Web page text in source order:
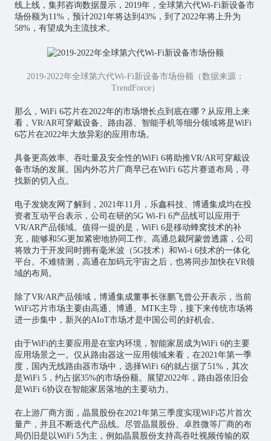
线上线，集邦咨询数据显示，2019年，全球第六代Wi-Fi新设备市
场份额为11%，预计2021年将达到43%，到了2022年将上升为
58%，有望成为主流技术。
2019-2022年全球第六代Wi-Fi新设备市场份额（数据来源：
TrendForce）
那么，WiFi 6芯片在2022年的市场增长点到底在哪？从应用上来
看，VR/AR可穿戴设备、路由器、智能手机等细分领域将是WiFi
6芯片在2022年大放异彩的应用市场。
具备更高效率、吞吐量及安全性的WiFi 6将助推VR/AR可穿戴设
备市场的发展。国内外芯片厂商早已在WiFi 6芯片赛道布局，寻
找新的切入点。
电子发烧友网了解到，2021年11月，乐鑫科技、博通集成均在投
资者互动平台表示，公司在研的5G Wi-Fi 6产品线可以应用于
VR/AR产品领域。值得一提的是，WiFi 6是移动蜂窝技术的补
充，能够和5G更加紧密地协同工作。高通总裁阿蒙曾透露，公司
将致力于开发同时拥有毫米波（5G技术）和Wi-i 6技术的一体化
平台。不难猜测，高通在加码元宇宙之后，也将同步加快在VR领
域的布局。
除了VR/AR产品领域，博通集成董事长张鹏飞曾公开表示，当前
WiFi芯片市场主要由高通、博通、MTK主导，接下来传统市场将
进一步集中，新兴的AIoT市场才是中国公司的好机会。
由于WiFi的主要应用是在室内环境，智能家居成为WiFi 6的主要
应用场景之一。仅从路由器这一应用领域来看，在2021年第一季
度，国内无线路由器市场中，选择WiFi 6的就占据了51%，其次
是WiFi 5，约占据35%的市场份额。展望2022年，路由器依旧会
是WiFi 6协议在智能家居落地的主要动力。
在上游厂商方面，晶晨股份在2021年第三季度实现WiFi芯片首次
量产，并且不断迭代产品线。尽管晶晨股份、卓胜微等厂商的布
局仍旧是以WiFi 5为主，例如晶晨股份支持高吞吐视频传输的双